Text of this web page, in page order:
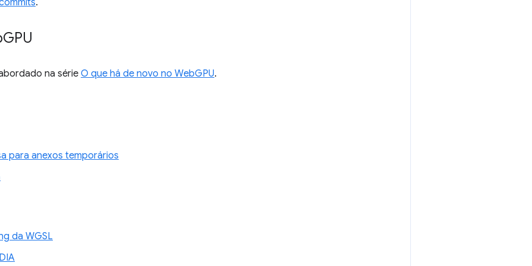
.
GPU
na série O que há de novo no WebGPU.
para anexos temporários
da WGSL